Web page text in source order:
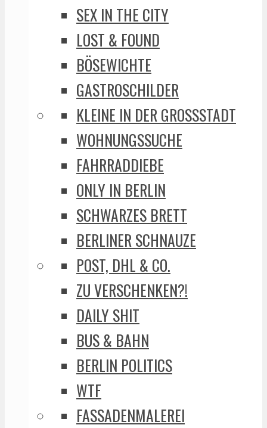
SEX IN THE CITY
LOST & FOUND
BÖSEWICHTE
GASTROSCHILDER
KLEINE IN DER GROSSSTADT
WOHNUNGSSUCHE
FAHRRADDIEBE
ONLY IN BERLIN
SCHWARZES BRETT
BERLINER SCHNAUZE
POST, DHL & CO.
ZU VERSCHENKEN?!
DAILY SHIT
BUS & BAHN
BERLIN POLITICS
WTF
FASSADENMALEREI